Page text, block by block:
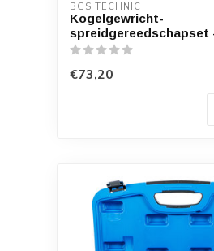
BGS TECHNIC
Kogelgewricht-
spreidgereedschapset
€73,20